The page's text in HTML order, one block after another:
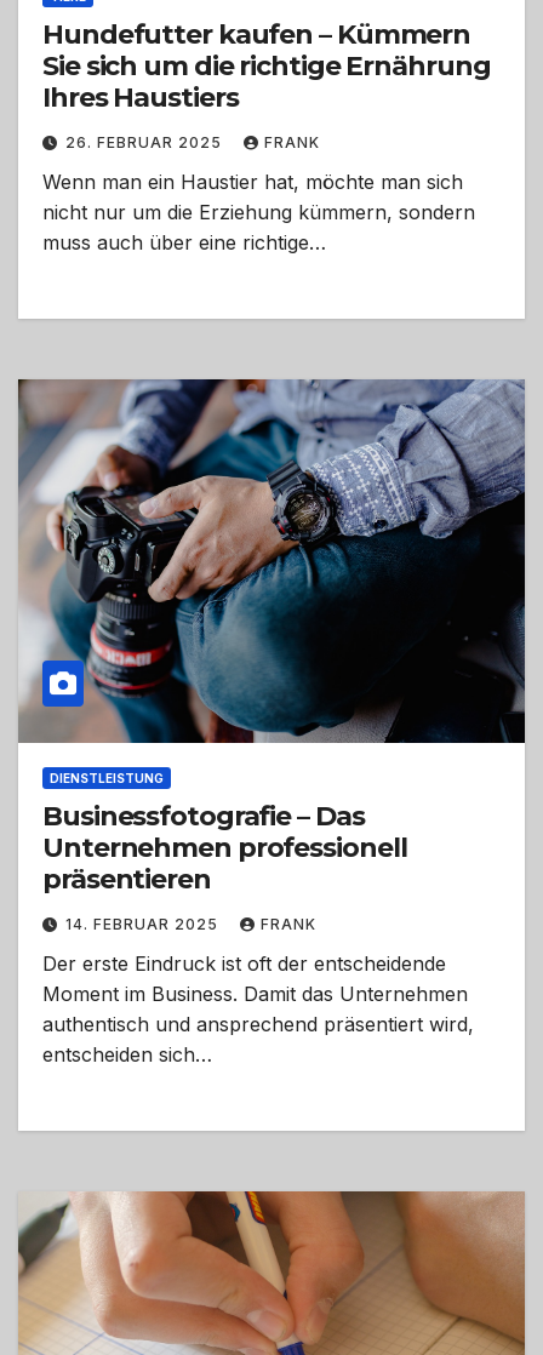
Hundefutter kaufen – Kümmern
Sie sich um die richtige Ernährung
Ihres Haustiers
26. FEBRUAR 2025 FRANK
Wenn man ein Haustier hat, möchte man sich
nicht nur um die Erziehung kümmern, sondern
muss auch über eine richtige…
DIENSTLEISTUNG
Businessfotografie – Das
Unternehmen professionell
präsentieren
14. FEBRUAR 2025 FRANK
Der erste Eindruck ist oft der entscheidende
Moment im Business. Damit das Unternehmen
authentisch und ansprechend präsentiert wird,
entscheiden sich…